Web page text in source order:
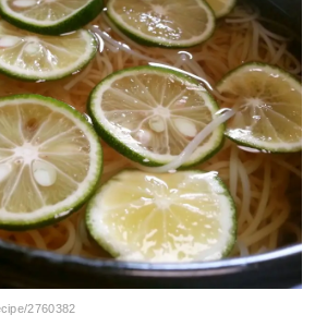
2760382